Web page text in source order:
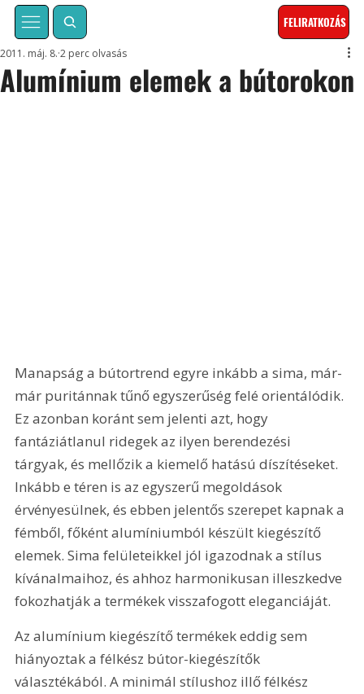
FELIRATKOZÁS
Alumínium elemek a bútorokon
2011. máj. 8. 2 perc olvasás
Manapság a bútortrend egyre inkább a sima, már-
már puritánnak tűnő egyszerűség felé orientálódik.
Ez azonban koránt sem jelenti azt, hogy
fantáziátlanul ridegek az ilyen berendezési
tárgyak, és mellőzik a kiemelő hatású díszítéseket.
Inkább e téren is az egyszerű megoldások
érvényesülnek, és ebben jelentős szerepet kapnak a
fémből, főként alumíniumból készült kiegészítő
elemek. Sima felületeikkel jól igazodnak a stílus
kívánalmaihoz, és ahhoz harmonikusan illeszkedve
fokozhatják a termékek visszafogott eleganciáját.
Az alumínium kiegészítő termékek eddig sem
hiányoztak a félkész bútor-kiegészítők
választékából. A minimál stílushoz illő félkész